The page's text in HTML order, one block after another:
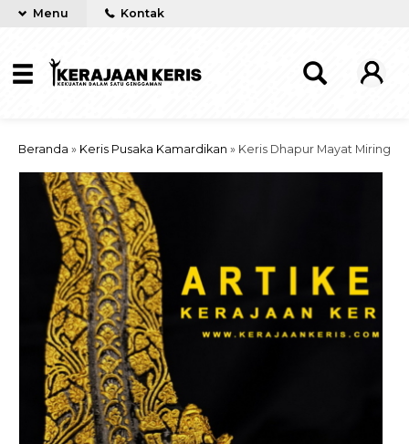
Menu Kontak
Beranda » Keris Pusaka Kamardikan » Keris Dhapur Mayat Miring